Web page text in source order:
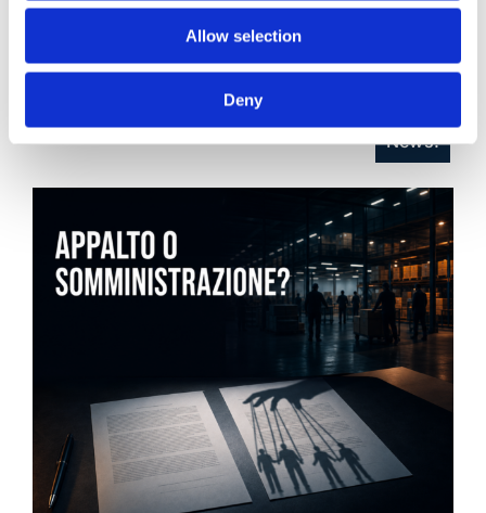
Allow selection
Deny
Diritto del Lavoro, Michela Colitta, Sentenze Cassazione
News.